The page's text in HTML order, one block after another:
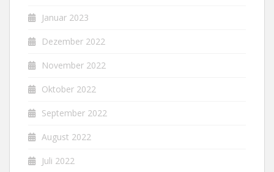
Januar 2023
Dezember 2022
November 2022
Oktober 2022
September 2022
August 2022
Juli 2022